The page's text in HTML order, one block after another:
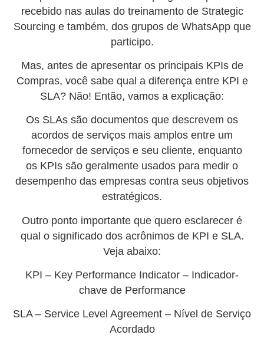
recebido nas aulas do treinamento de Strategic
Sourcing e também, dos grupos de WhatsApp que
participo.
Mas, antes de apresentar os principais KPIs de
Compras, você sabe qual a diferença entre KPI e
SLA? Não! Então, vamos a explicação:
Os SLAs são documentos que descrevem os
acordos de serviços mais amplos entre um
fornecedor de serviços e seu cliente, enquanto
os KPIs são geralmente usados para medir o
desempenho das empresas contra seus objetivos
estratégicos.
Outro ponto importante que quero esclarecer é
qual o significado dos acrônimos de KPI e SLA.
Veja abaixo:
KPI – Key Performance Indicator – Indicador-
chave de Performance
SLA – Service Level Agreement – Nível de Serviço
Acordado